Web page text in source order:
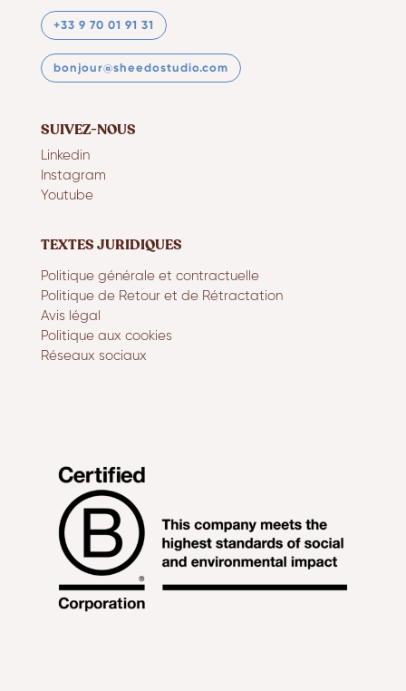
+33 9 70 01 91 31
bonjour@sheedostudio.com
SUIVEZ-NOUS
Linkedin
Instagram
Youtube
TEXTES JURIDIQUES
Politique générale et contractuelle
Politique de Retour et de Rétractation
Avis légal
Politique aux cookies
Réseaux sociaux